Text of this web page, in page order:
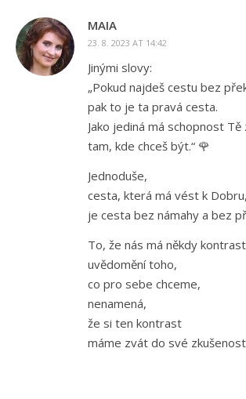
MAIA
23. 8. 2023 AT 14:42
Jinými slovy:
„Pokud najdeš cestu bez
pak to je ta pravá cesta.
Jako jediná má schopnost
tam, kde chceš být.“ 🌹
Jednoduše,
cesta, která má vést k Dobru,
je cesta bez námahy a bez
To, že nás má někdy
uvědomění toho,
co pro sebe chceme,
nenamená,
že si ten kontrast
máme zvát do své